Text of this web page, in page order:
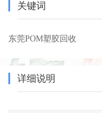
关键词
东莞POM塑胶回收
详细说明